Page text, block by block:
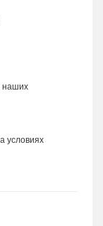
наших
условиях